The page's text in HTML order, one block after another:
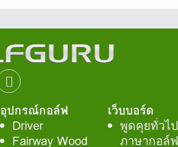
อุปกรณ์กอล์ฟ
Driver
Fairway Wood
เว็บบอร์ด
พูดคุยทั่วไป
ภาษากอล์ฟ